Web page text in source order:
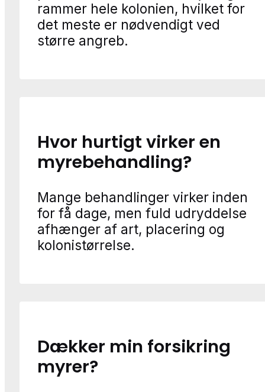
rammer hele kolonien, hvilket for
det meste er nødvendigt ved
større angreb.
Hvor hurtigt virker en
myrebehandling?
Mange behandlinger virker inden
for få dage, men fuld udryddelse
afhænger af art, placering og
kolonistørrelse.
Dækker min forsikring
myrer?